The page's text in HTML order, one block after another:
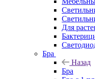
Для
Бра
Назад
Бра